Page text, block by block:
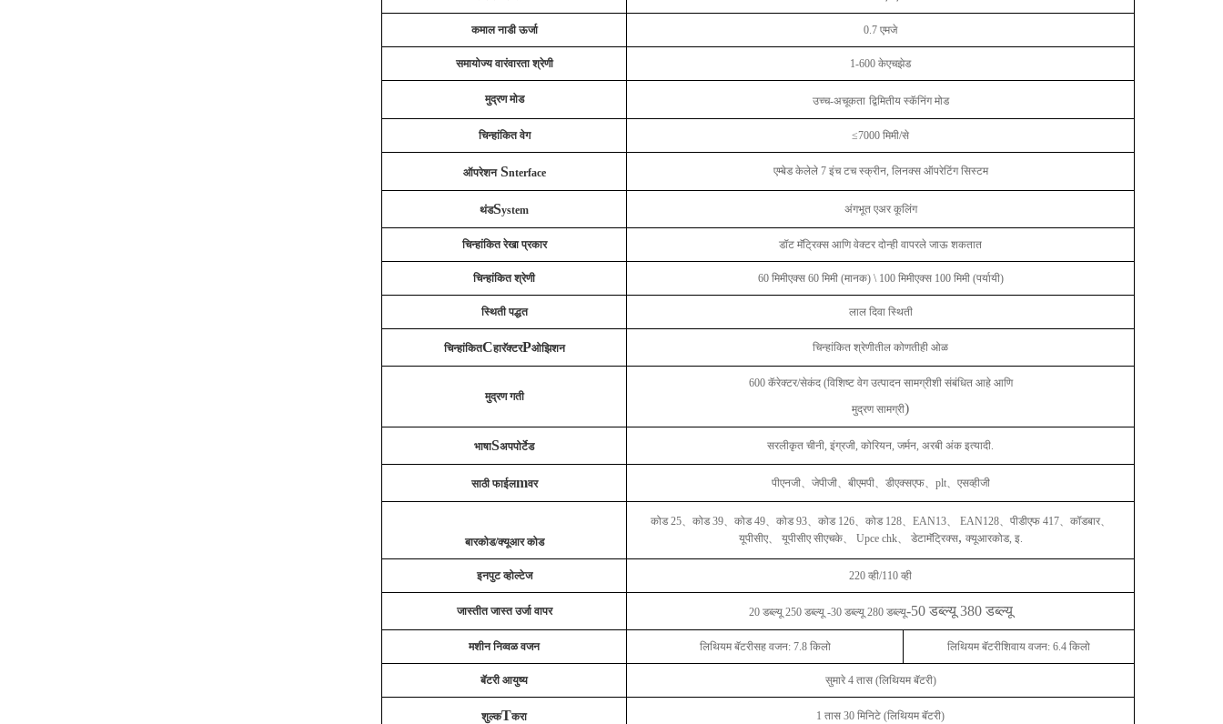
कमाल नाडी ऊर्जा 0.7 एमजे
समायोज्य वारंवारता श्रेणी 1-600 केएचझेड
मुद्रण मोड उच्च-अचूकता द्विमितीय स्कॅनिंग मोड
चिन्हांकित वेग ≤7000 मिमी/से
ऑपरेशन Snterface एम्बेड केलेले 7 इंच टच स्क्रीन, लिनक्स ऑपरेटिंग सिस्टम
थंडSystem अंगभूत एअर कूलिंग
चिन्हांकित रेखा प्रकार डॉट मॅट्रिक्स आणि वेक्टर दोन्ही वापरले जाऊ शकतात
चिन्हांकित श्रेणी 60 मिमीएक्स 60 मिमी (मानक) \ 100 मिमीएक्स 100 मिमी (पर्यायी)
स्थिती पद्धत लाल दिवा स्थिती
चिन्हांकितCहारॅक्टरPओझिशन चिन्हांकित श्रेणीतील कोणतीही ओळ
मुद्रण गती
600 कॅरेक्टर/सेकंद (विशिष्ट वेग उत्पादन सामग्रीशी संबंधित आहे आणि
मुद्रण सामग्री)
भाषाSअपपोर्टेड सरलीकृत चीनी, इंग्रजी, कोरियन, जर्मन, अरबी अंक इत्यादी.
साठी फाईलmवर पीएनजी、 जेपीजी、 बीएमपी、 डीएक्सएफ、 plt、 एसव्हीजी
बारकोड/क्यूआर कोड
कोड 25、 कोड 39、 कोड 49、 कोड 93、 कोड 126、 कोड 128、 EAN13、 EAN128、 पीडीएफ 417、 कॉडबार、
यूपीसीए、 यूपीसीए सीएचके、 Upce chk、 डेटामॅट्रिक्स, क्यूआरकोड, इ.
इनपुट व्होल्टेज 220 व्ही/110 व्ही
जास्तीत जास्त उर्जा वापर 20 डब्ल्यू 250 डब्ल्यू -30 डब्ल्यू 280 डब्ल्यू-50 डब्ल्यू 380 डब्ल्यू
मशीन निव्वळ वजन लिथियम बॅटरीसह वजन: 7.8 किलो लिथियम बॅटरीशिवाय वजन: 6.4 किलो
बॅटरी आयुष्य सुमारे 4 तास (लिथियम बॅटरी)
शुल्कTकरा 1 तास 30 मिनिटे (लिथियम बॅटरी)